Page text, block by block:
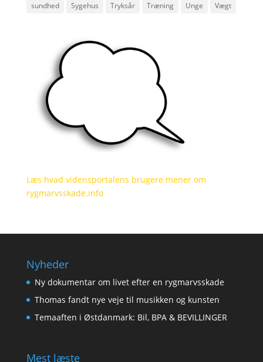
sundhed
Sygehus Tryksår Træning Unge Vægt
Læs hvad vidensportalens brugere mener om
rygmarvsskade.info
Nyheder
Ny dokumentar om livet efter en rygmarvsskade
Thomas fandt nye veje til musikken og kunsten
Temaaften i Østdanmark: Bil, BPA & BEVILLINGER
Mest læste